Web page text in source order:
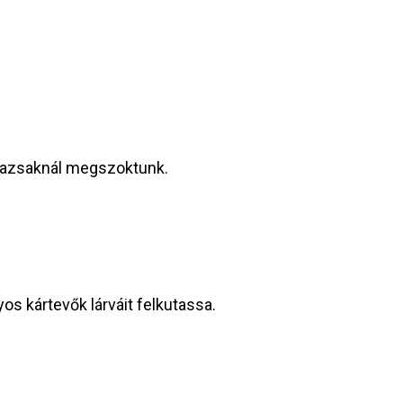
megszoktunk.
kártevők lárváit felkutassa.